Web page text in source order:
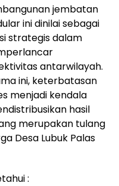
jembatan
ini dinilai sebagai
strategis dalam
antarwilayah.
ini, keterbatasan
menjadi kendala
hasil
merupakan tulang
Desa Lubuk Palas
: